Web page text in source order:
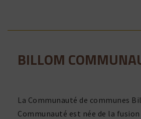
BILLOM
La Communauté de communes
Communauté est née de la